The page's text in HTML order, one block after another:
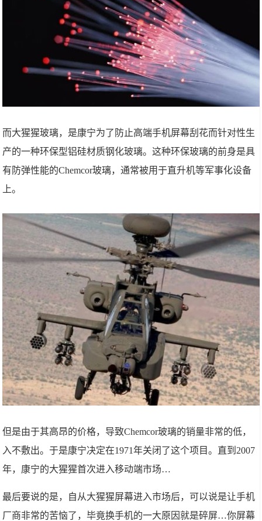
而大猩猩玻璃，是康宁为了防止高端手机屏幕刮花而针对性生
产的一种环保型铝硅材质钢化玻璃。这种环保玻璃的前身是具
有防弹性能的Chemcor玻璃，通常被用于直升机等军事化设备
上。
但是由于其高昂的价格，导致Chemcor玻璃的销量非常的低，
入不敷出。于是康宁决定在1971年关闭了这个项目。直到2007
年，康宁的大猩猩首次进入移动端市场…
最后要说的是，自从大猩猩屏幕进入市场后，可以说是让手机
厂商非常的苦恼了，毕竟换手机的一大原因就是碎屏…你屏幕